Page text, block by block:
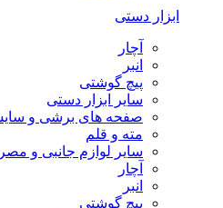
ابزار دستی
آچار
انبر
پیچ گوشتی
سایر ابزار دستی
صفحه های برشی و
مته و قلم
سایر لوازم جانبی و
آچار
انبر
پیچ گوشتی